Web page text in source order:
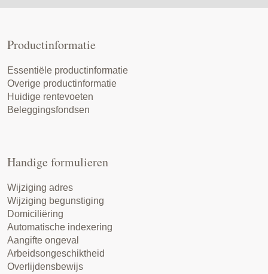
Productinformatie
Essentiële productinformatie
Overige productinformatie
Huidige rentevoeten
Beleggingsfondsen
Handige formulieren
Wijziging adres
Wijziging begunstiging
Domiciliëring
Automatische indexering
Aangifte ongeval
Arbeidsongeschiktheid
Overlijdensbewijs